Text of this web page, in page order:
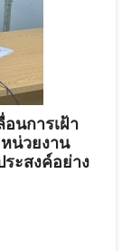
นการเฝ้า
น่วยงาน
ะสงค์อย่าง